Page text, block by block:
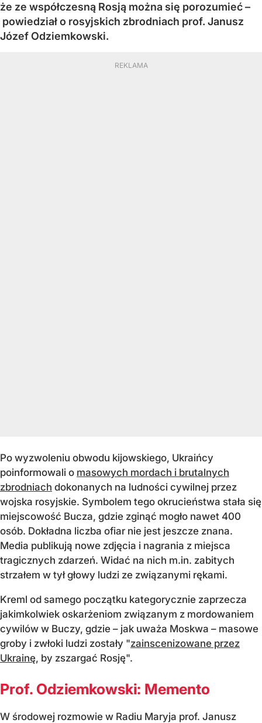
że ze współczesną Rosją można się porozumieć –
powiedział o rosyjskich zbrodniach prof. Janusz
Józef Odziemkowski.
Po wyzwoleniu obwodu kijowskiego, Ukraińcy
poinformowali o masowych mordach i brutalnych
zbrodniach dokonanych na ludności cywilnej przez
wojska rosyjskie. Symbolem tego okrucieństwa stała się
miejscowość Bucza, gdzie zginąć mogło nawet 400
osób. Dokładna liczba ofiar nie jest jeszcze znana.
Media publikują nowe zdjęcia i nagrania z miejsca
tragicznych zdarzeń. Widać na nich m.in. zabitych
strzałem w tył głowy ludzi ze związanymi rękami.
Kreml od samego początku kategorycznie zaprzecza
jakimkolwiek oskarżeniom związanym z mordowaniem
cywilów w Buczy, gdzie – jak uważa Moskwa – masowe
groby i zwłoki ludzi zostały "zainscenizowane przez
Ukrainę, by zszargać Rosję".
Prof. Odziemkowski: Memento
W środowej rozmowie w Radiu Maryja prof. Janusz